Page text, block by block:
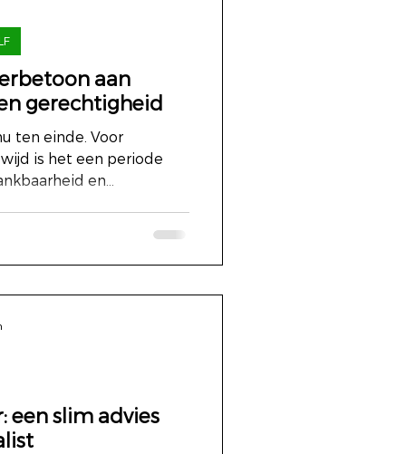
aan
gerechtigheid
ten einde. Voor
is het een periode
en...
een slim advies